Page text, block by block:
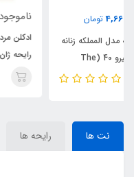
ناموجود
ادکلن مردانه لطافه مدل المملکه
رایحه ژان پل گوتیه له میل
The Kingdom) Jean Paul
نت ها رایحه ها